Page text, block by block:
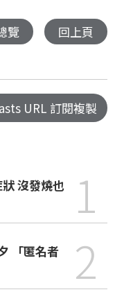
覽 回上頁
URL 訂閱複製
1
「匿名者
2